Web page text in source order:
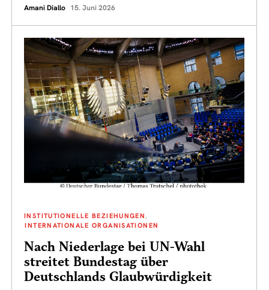
Amani Diallo 15. Juni 2026
INSTITUTIONELLE BEZIEHUNGEN
INTERNATIONALE ORGANISATIONEN
Nach Niederlage bei UN-Wahl
streitet Bundestag über
Deutschlands Glaubwürdigkeit